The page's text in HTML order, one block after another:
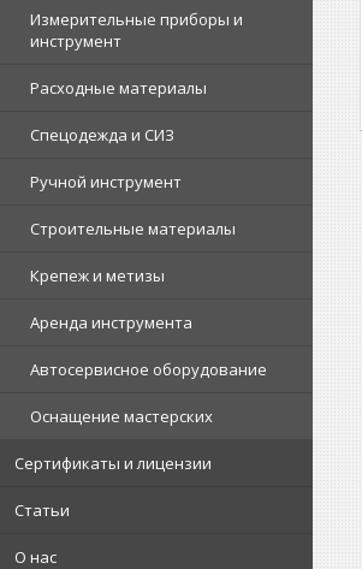
Измерительные приборы и
инструмент
Расходные материалы
Спецодежда и СИЗ
Ручной инструмент
Строительные материалы
Крепеж и метизы
Аренда инструмента
Автосервисное оборудование
Оснащение мастерских
Сертификаты и лицензии
Статьи
О нас